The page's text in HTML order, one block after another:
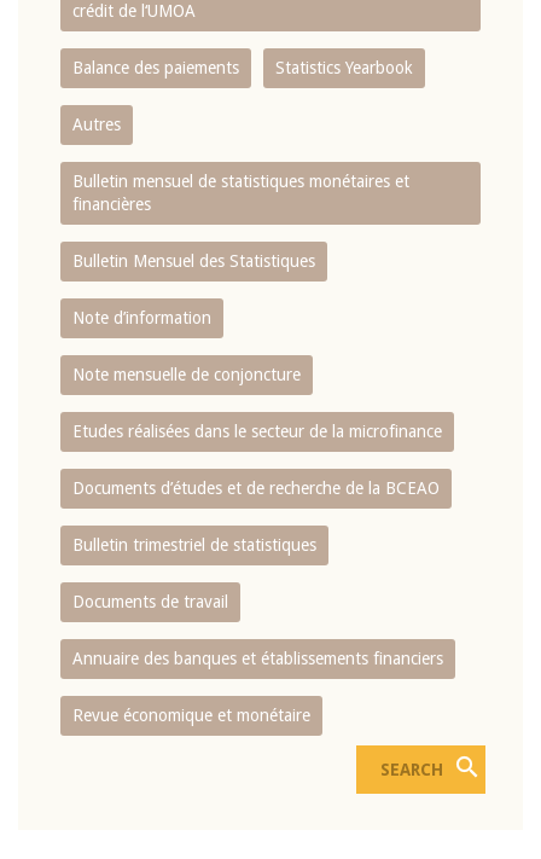
crédit de l‘UMOA
Balance des paiements Statistics Yearbook
Autres
Bulletin mensuel de statistiques monétaires et
financières
Bulletin Mensuel des Statistiques
Note d’information
Note mensuelle de conjoncture
Etudes réalisées dans le secteur de la microfinance
Documents d’études et de recherche de la BCEAO
Bulletin trimestriel de statistiques
Documents de travail
Annuaire des banques et établissements financiers
Revue économique et monétaire